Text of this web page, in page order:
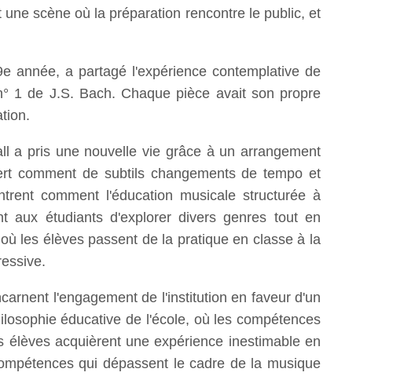
scène où la préparation rencontre le public, et
année, a partagé l'expérience contemplative de
1 de J.S. Bach. Chaque pièce avait son propre
a pris une nouvelle vie grâce à un arrangement
comment de subtils changements de tempo et
comment l'éducation musicale structurée à
aux étudiants d'explorer divers genres tout en
les élèves passent de la pratique en classe à la
l'engagement de l'institution en faveur d'un
éducative de l'école, où les compétences
acquièrent une expérience inestimable en
qui dépassent le cadre de la musique